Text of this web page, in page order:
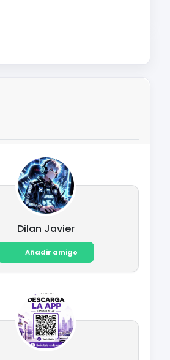
Dilan Javier
Añadir amigo